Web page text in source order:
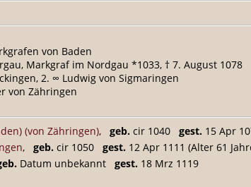
von Baden
Markgraf im Nordgau *1033, † 7. August 1078
2. ∞ Ludwig von Sigmaringen
von Zähringen
(von Zähringen), geb. cir 1040 gest. 15 Apr
, geb. cir 1050 gest. 12 Apr 1111 (Alter 61
Datum unbekannt gest. 18 Mrz 1119